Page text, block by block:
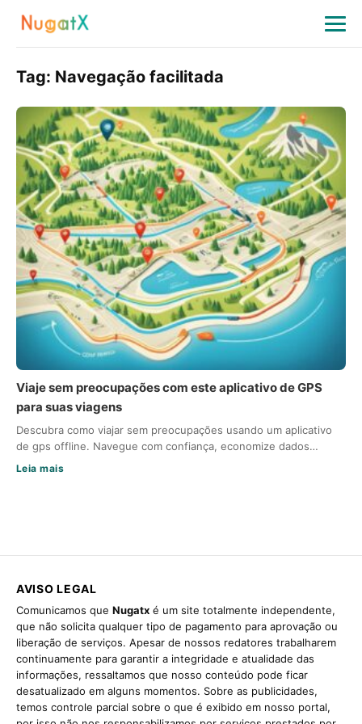
Tag: Navegação facilitada
Viaje sem preocupações com este aplicativo de GPS
para suas viagens
Descubra como viajar sem preocupações usando um aplicativo
de gps offline. Navegue com confiança, economize dados…
Leia mais
AVISO LEGAL
Comunicamos que Nugatx é um site totalmente independente,
que não solicita qualquer tipo de pagamento para aprovação ou
liberação de serviços. Apesar de nossos redatores trabalharem
continuamente para garantir a integridade e atualidade das
informações, ressaltamos que nosso conteúdo pode ficar
desatualizado em alguns momentos. Sobre as publicidades,
temos controle parcial sobre o que é exibido em nosso portal,